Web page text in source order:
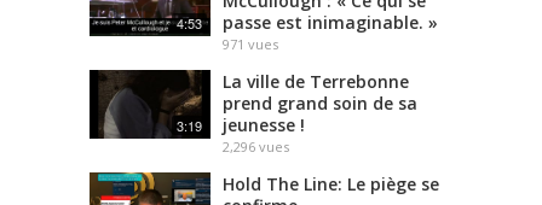
4:53
passe est inimaginable. »
971 vues
3:19
La ville de Terrebonne
prend grand soin de sa
jeunesse !
2,296 vues
Hold The Line: Le piège se